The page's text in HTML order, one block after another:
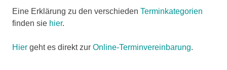
Eine Erklärung zu den verschieden Terminkategorien
finden sie hier.
Hier geht es direkt zur Online-Terminvereinbarung.